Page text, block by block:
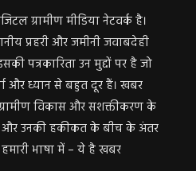
ग्रामीण मीडिया नेटवर्क है।
प्रहरी और जमीनी जवाबदेही
पत्रकारिता उन मुद्दों पर है जो
और ध्यान से बहुत दूर हैं। खबर
विकास और सशक्तीकरण के
और उनकी हकीकत के बीच के अंतर
भाषा में – ये है खबर